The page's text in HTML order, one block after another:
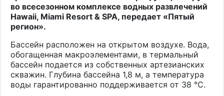
во всесезонном комплексе водных развлечений
Hawaii, Miami Resort & SPA, передает «Пятый
регион».
Бассейн расположен на открытом воздухе. Вода,
обогащенная макроэлементами, в термальный
бассейн подается из собственных артезианских
скважин. Глубина бассейна 1,8 м, а температура
воды гарантированно поддерживается от 38 ℃.